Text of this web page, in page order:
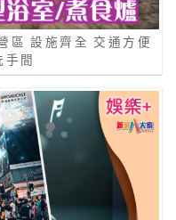
區 設施齊全 交通方便
手間